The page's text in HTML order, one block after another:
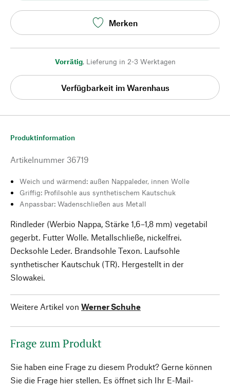
Merken
Vorrätig, Lieferung in 2-3 Werktagen
Verfügbarkeit im Warenhaus
Produktinformation
Artikelnummer 36719
Weich und wärmend: außen Nappaleder, innen Wolle
Griffig: Profilsohle aus synthetischem Kautschuk
Anpassbar: Wadenschließen aus Metall
Rindleder (Werbio Nappa, Stärke 1,6–1,8 mm) vegetabil
gegerbt. Futter Wolle. Metallschließe, nickelfrei.
Decksohle Leder. Brandsohle Texon. Laufsohle
synthetischer Kautschuk (TR). Hergestellt in der
Slowakei.
Weitere Artikel von Werner Schuhe
Frage zum Produkt
Sie haben eine Frage zu diesem Produkt? Gerne können
Sie die Frage hier stellen. Es öffnet sich Ihr E-Mail-